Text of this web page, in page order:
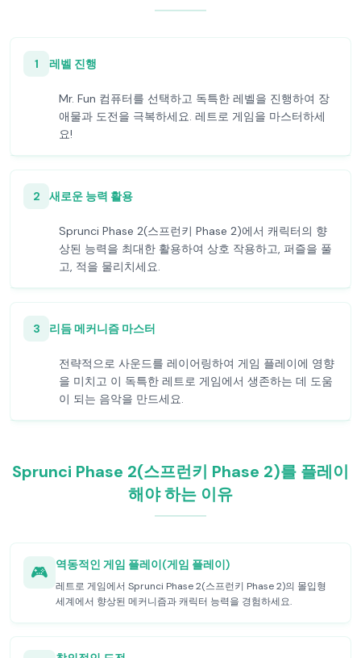
1 레벨 진행
Mr. Fun 컴퓨터를 선택하고 독특한 레벨을 진행하여 장
애물과 도전을 극복하세요. 레트로 게임을 마스터하세
요!
2 새로운 능력 활용
Sprunci Phase 2(스프런키 Phase 2)에서 캐릭터의 향
상된 능력을 최대한 활용하여 상호 작용하고, 퍼즐을 풀
고, 적을 물리치세요.
3 리듬 메커니즘 마스터
전략적으로 사운드를 레이어링하여 게임 플레이에 영향
을 미치고 이 독특한 레트로 게임에서 생존하는 데 도움
이 되는 음악을 만드세요.
Sprunci Phase 2(스프런키 Phase 2)를 플레이
해야 하는 이유
🎮 역동적인 게임 플레이(게임 플레이)
레트로 게임에서 Sprunci Phase 2(스프런키 Phase 2)의 몰입형
세계에서 향상된 메커니즘과 캐릭터 능력을 경험하세요.